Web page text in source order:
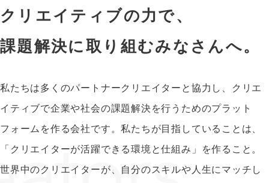
クリエイティブの力で、
課題解決に取り組むみなさんへ。
私たちは多くのパートナークリエイターと協力し、クリエ
イティブで企業や社会の課題解決を行うためのプラット
フォームを作る会社です。私たちが目指していることは、
「クリエイターが活躍できる環境と仕組み」を作ること。
世界中のクリエイターが、自分のスキルや人生にマッチし